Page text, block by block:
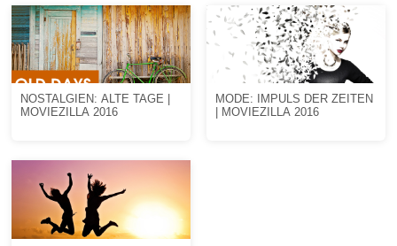
NOSTALGIEN: ALTE TAGE |
MOVIEZILLA 2016
MODE: IMPULS DER ZEITEN
| MOVIEZILLA 2016